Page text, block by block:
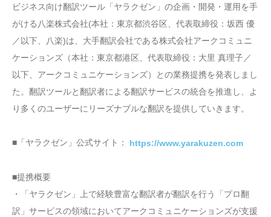
ビジネス向け翻訳ツール「ヤラクゼン」の企画・開発・運用を手
がける八楽株式会社(本社：東京都渋谷区、代表取締役：坂西 優
／以下、八楽)は、大手翻訳会社である株式会社アークコミュニ
ケーションズ（本社：東京都港区、代表取締役：大里 真理子／
以下、アークコミュニケーションズ）との業務提携を発表しまし
た。翻訳ツールと翻訳者による翻訳サービスの統合を推進し、よ
り多くのユーザーにリーズナブルな翻訳を提供していきます。
■「ヤラクゼン」公式サイト： https://www.yarakuzen.com
■提携概要
・「ヤラクゼン」上で経験豊富な翻訳者が翻訳を行う「プロ翻
訳」サービスの領域においてアークコミュニケーションズが支援